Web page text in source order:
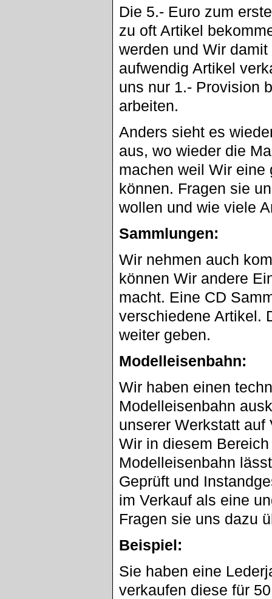
Die 5.- Euro zum
zu oft Artikel
werden und Wir
aufwendig Artikel
uns nur 1.- Provision
arbeiten.
Anders sieht es
aus, wo wieder die
machen weil Wir
können. Fragen sie
wollen und wie viele
Sammlungen:
Wir nehmen auch
können Wir andere
macht. Eine CD
verschiedene Artikel.
weiter geben.
Modelleisenbahn:
Wir haben einen
Modelleisenbahn
unserer Werkstatt
Wir in diesem
Modelleisenbahn
Geprüft und
im Verkauf als eine
Fragen sie uns dazu
Beispiel:
Sie haben eine
verkaufen diese für